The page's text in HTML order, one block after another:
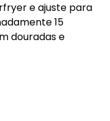
e ajuste para
15
douradas e